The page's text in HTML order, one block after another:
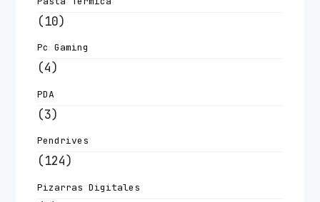
(10)
Pc Gaming
(4)
PDA
(3)
Pendrives
(124)
Pizarras Digitales